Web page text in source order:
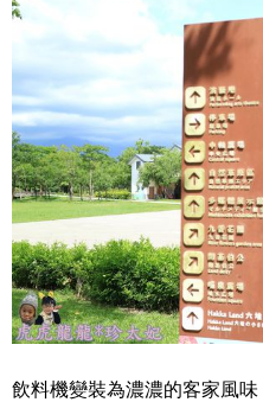
飲料機變裝為濃濃的客家風